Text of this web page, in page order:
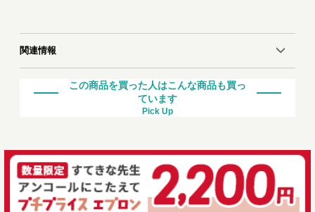
関連情報
この商品を買った人はこんな商品も買っ
ています
Pick Up